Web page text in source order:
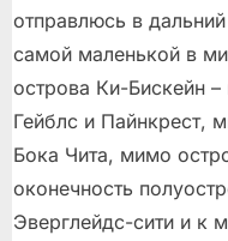
отправлюсь в
самой маленькой в
острова Ки-Бискейн
Гейблс и Пайнкрест,
Бока Чита, мимо
оконечность
Эверглейдс-сити и к